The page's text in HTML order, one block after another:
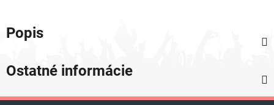
Popis
Ostatné informácie